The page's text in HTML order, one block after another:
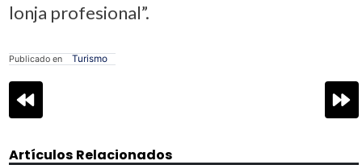
lonja profesional”.
Publicado en Turismo
Navegación
de
Artículos Relacionados